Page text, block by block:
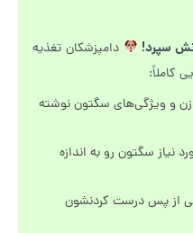
سپرد!
دامپزشکان تغذیه
کاملاً:
و ویژگی‌های سگتون نوشته
نیاز سگتون رو به اندازه
از پس درست کردنشون